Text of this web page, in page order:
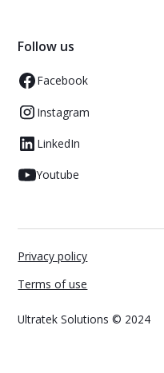
Follow us
Facebook
Instagram
LinkedIn
Youtube
Ultratek Solutions © 2024
Privacy policy
Terms of use